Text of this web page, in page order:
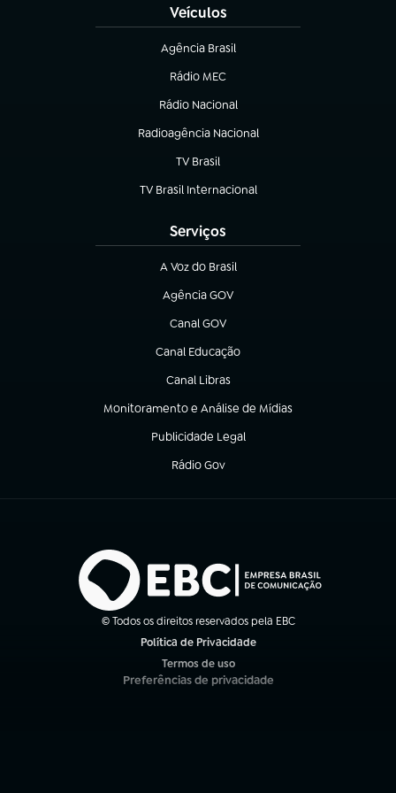
Veículos
Agência Brasil
(abre em nova aba)
Rádio MEC
(abre em nova aba)
Rádio Nacional
Radioagência Nacional
(abre em nova aba)
TV Brasil
(abre em nova aba)
TV Brasil Internacional
(abre em nova aba)
Serviços
A Voz do Brasil
(abre em nova aba)
Agência GOV
(abre em nova aba)
Canal GOV
(abre em nova aba)
Canal Educação
(abre em nova aba)
Canal Libras
(abre em nova aba)
Monitoramento e Análise de Mídias
(abre em nova aba)
Publicidade Legal
(abre em nova aba)
Rádio Gov
(abre em nova aba)
© Todos os direitos reservados pela EBC
Política de Privacidade
Termos de uso
(abre em nova aba)
Preferências de privacidade